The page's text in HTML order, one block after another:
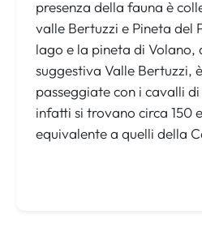
presenza della fauna è
valle Bertuzzi e Pineta del
lago e la pineta di Volano,
suggestiva Valle Bertuzzi,
passeggiate con i cavalli
infatti si trovano circa 150
equivalente a quelli della